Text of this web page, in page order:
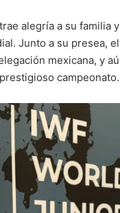
alegría a su
Junto a su presea,
mexicana, y
campeonato.